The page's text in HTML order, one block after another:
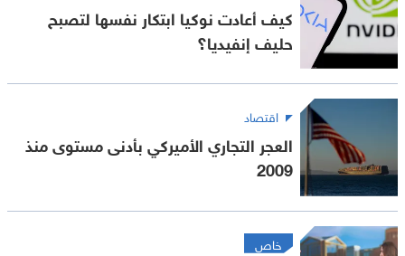
كيف أعادت نوكيا ابتكار نفسها لتصبح
حليف إنفيديا؟
اقتصاد
العجر التجاري الأميركي بأدنى مستوى منذ
2009
خاص